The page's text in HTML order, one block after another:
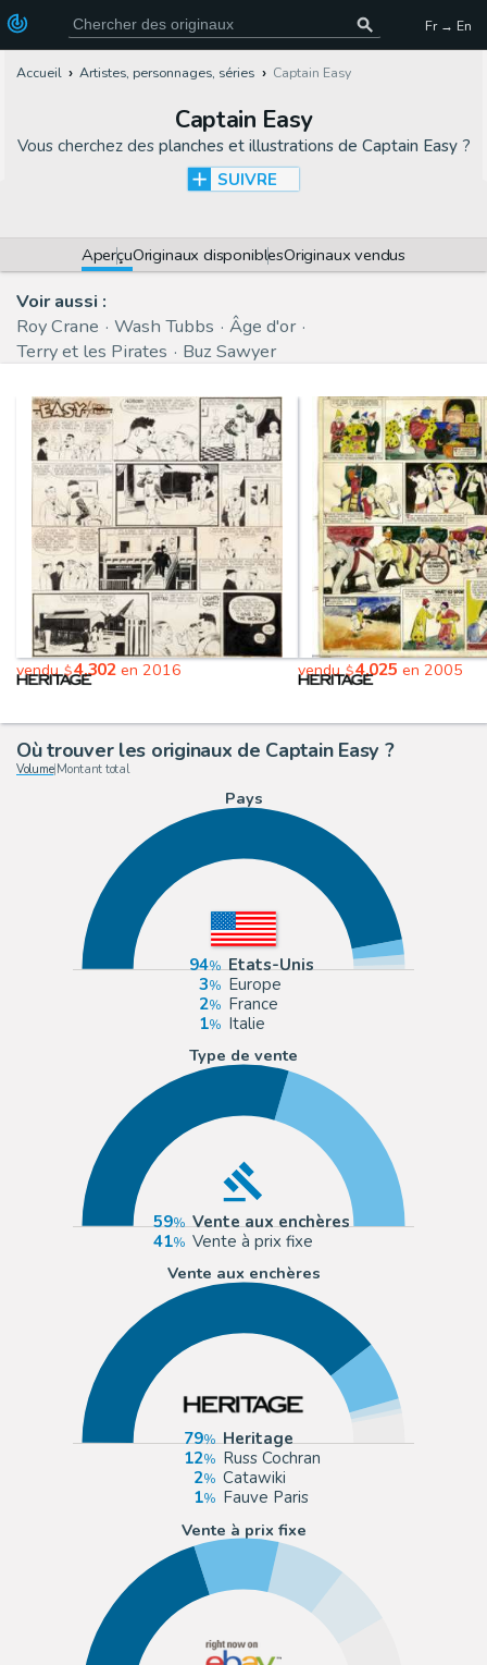
Fr → En
Accueil Artistes, personnages, séries Captain Easy
Captain Easy
Vous cherchez des planches et illustrations de Captain Easy?
SUIVRE
AperçuOriginaux disponiblesOriginaux vendus
Voir aussi :
Roy Crane
Wash Tubbs
Âge d'or
Terry et les Pirates
Buz Sawyer
vendu$4,302en 2016 vendu$4,025 en 2005
Où trouver les originaux de Captain Easy ?
Volume| Montant total
Pays
94
Etats-Unis
3
Europe
2
France
1
Italie
Type de vente
59
Vente aux enchères
41
Vente à prix fixe
Vente aux enchères
79
Heritage
12
Russ Cochran
2
Catawiki
1
Fauve Paris
Vente à prix fixe